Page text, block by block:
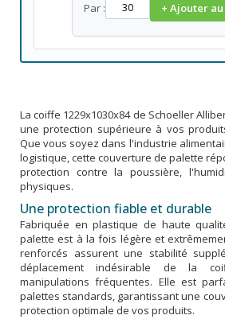
Par : + Ajouter
La coiffe 1229x1030x84 de Schoeller
une protection supérieure à vos
Que vous soyez dans l'industrie
logistique, cette couverture de palette
protection contre la poussière,
physiques.
Une protection fiable et durable
Fabriquée en plastique de haute
palette est à la fois légère et
renforcés assurent une stabilité
déplacement indésirable de la
manipulations fréquentes. Elle est
palettes standards, garantissant une
protection optimale de vos produits.